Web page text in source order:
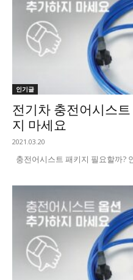
인기글
전기차 충전어시스
지 마세요
2021.03.20
충전어시스트 패키지 필요할까?